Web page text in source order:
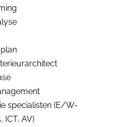
specialisten (E/W-
ICT, AV)